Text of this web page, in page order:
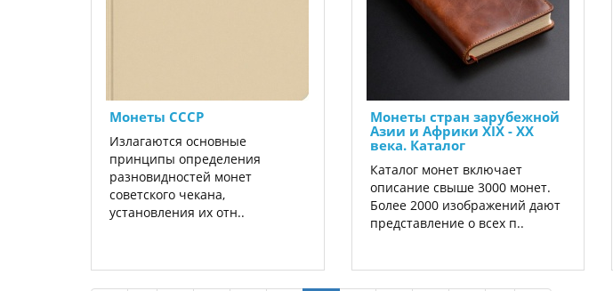
Монеты СССР
Излагаются основные
принципы определения
разновидностей монет
советского чекана,
установления их отн..
Монеты стран зарубежной
Азии и Африки XIX - XX
века. Каталог
Каталог монет включает
описание свыше 3000 монет.
Более 2000 изображений дают
представление о всех п..